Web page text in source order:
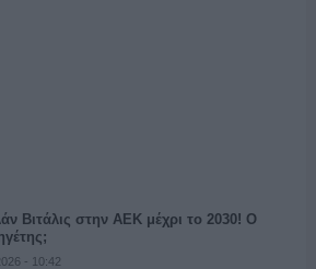
Βιτάλις στην ΑΕΚ μέχρι το 2030! Ο
- 10:42